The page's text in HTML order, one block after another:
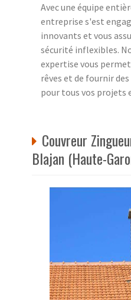
Avec une équipe
entreprise s'est
innovants et vous
sécurité inflexibles.
expertise vous
rêves et de fournir
pour tous vos projets
Couvreur
Blajan (Haute-